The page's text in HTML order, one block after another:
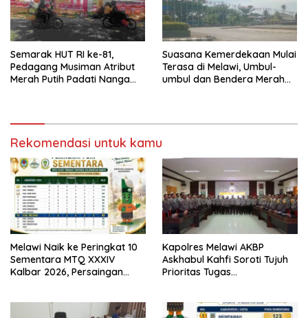
Semarak HUT RI ke-81,
Pedagang Musiman Atribut
Merah Putih Padati Nanga
Suasana Kemerdekaan Mulai
Terasa di Melawi, Umbul-
umbul dan Bendera Merah
Rekomendasi untuk kamu
Melawi Naik ke Peringkat 10
Sementara MTQ XXXIV
Kalbar 2026, Persaingan
Kapolres Melawi AKBP
Askhabul Kahfi Soroti Tujuh
Prioritas Tugas